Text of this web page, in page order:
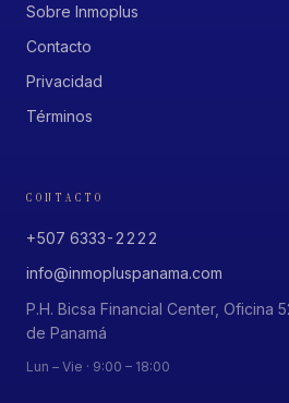
Sobre Inmoplus
Contacto
Privacidad
Términos
CONTACTO
+507 6333-2222
info@inmopluspanama.com
P.H. Bicsa Financial Center, Oficina
de Panamá
Lun – Vie · 9:00 – 18:00